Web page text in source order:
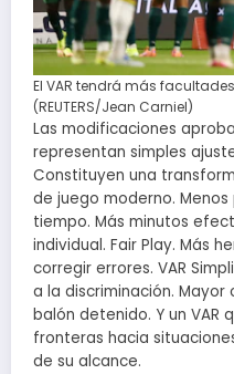
El VAR tendrá más
(REUTERS/Jean Carniel)
Las modificaciones
representan simples
Constituyen una
de juego moderno.
tiempo. Más minutos
individual. Fair Play. Más
corregir errores. VAR
a la discriminación.
balón detenido. Y un VAR
fronteras hacia
de su alcance.